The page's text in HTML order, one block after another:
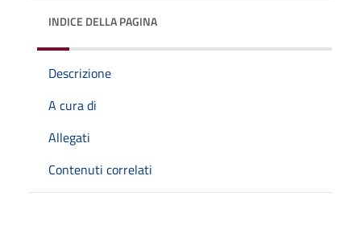
INDICE DELLA PAGINA
Descrizione
A cura di
Allegati
Contenuti correlati